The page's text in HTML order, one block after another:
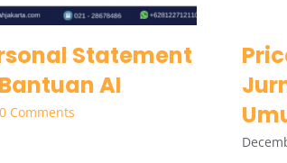
Statement
AI
0 Comments